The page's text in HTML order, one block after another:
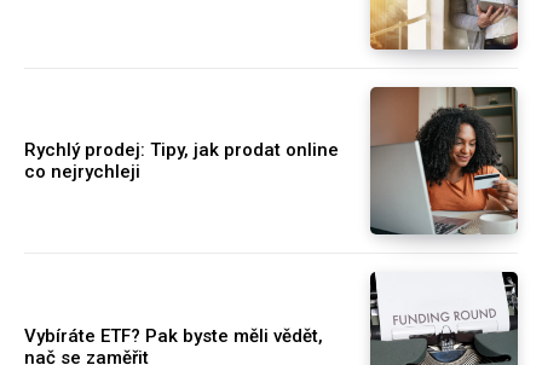
Rychlý prodej: Tipy, jak prodat online
co nejrychleji
Vybíráte ETF? Pak byste měli vědět,
nač se zaměřit